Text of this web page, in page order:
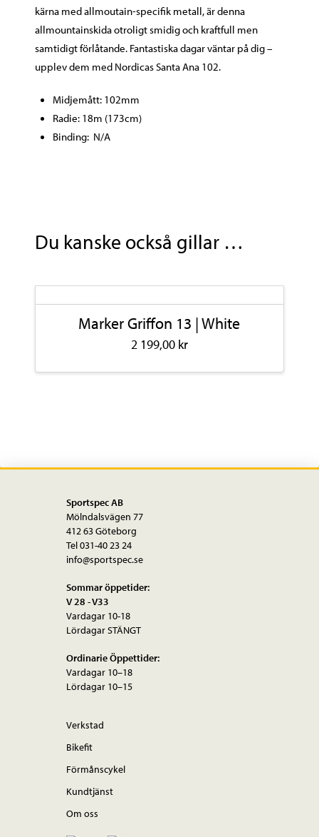
kärna med allmoutain-specifik metall, är denna
allmountainskida otroligt smidig och kraftfull men
samtidigt förlåtande. Fantastiska dagar väntar på dig –
upplev dem med Nordicas Santa Ana 102.
Midjemått: 102mm
Radie: 18m (173cm)
Binding: N/A
Du kanske också gillar …
Marker Griffon 13 | White
2 199,00 kr
Den
Sportspec AB
Mölndalsvägen 77
412 63 Göteborg
Tel 031-40 23 24
info@sportspec.se
Sommar öppetider:
V 28 - V33
Vardagar 10-18
Lördagar STÄNGT
Ordinarie Öppettider:
Vardagar 10–18
Lördagar 10–15
Verkstad
Bikefit
Förmånscykel
Kundtjänst
Om oss